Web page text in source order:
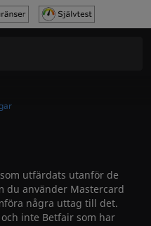
utfärdats utanför de
du använder Mastercard
några uttag till det.
inte Betfair som har